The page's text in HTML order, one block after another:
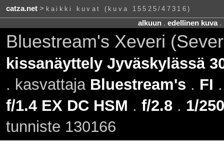
catza.net> kaikki kuvat (kuva 15525/47316)
alkuun. edellinen kuva.
Bluestream's Xeveri
kissanäyttely Jyväskylässä
. kasvattaja Bluestream's . FI
f/1.4 EX DC HSM . f/2.8. 1/
tunniste 130166